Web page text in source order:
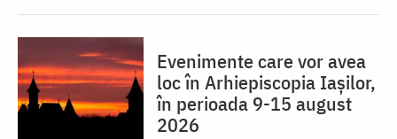
Evenimente care vor avea
loc în Arhiepiscopia Iaşilor,
în perioada 9-15 august
2026